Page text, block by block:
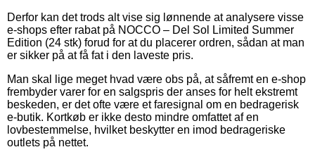
Derfor kan det trods alt vise sig lønnende at analysere visse
e-shops efter rabat på NOCCO – Del Sol Limited Summer
Edition (24 stk) forud for at du placerer ordren, sådan at man
er sikker på at få fat i den laveste pris.
Man skal lige meget hvad være obs på, at såfremt en e-shop
frembyder varer for en salgspris der anses for helt ekstremt
beskeden, er det ofte være et faresignal om en bedragerisk
e-butik. Kortkøb er ikke desto mindre omfattet af en
lovbestemmelse, hvilket beskytter en imod bedrageriske
outlets på nettet.